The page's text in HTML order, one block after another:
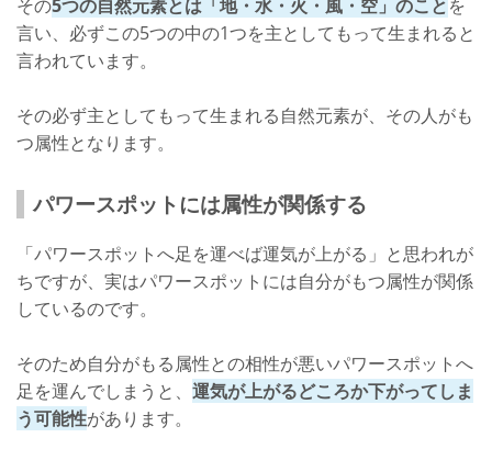
全属性におすすめパワースポット
さいごに
その5つの自然元素とは「地・水・火・風・空」のことを
言い、必ずこの5つの中の1つを主としてもって生まれると
言われています。
その必ず主としてもって生まれる自然元素が、その人がも
つ属性となります。
パワースポットには属性が関係する
「パワースポットへ足を運べば運気が上がる」と思われが
ちですが、実はパワースポットには自分がもつ属性が関係
しているのです。
そのため自分がもる属性との相性が悪いパワースポットへ
足を運んでしまうと、 運気が上がるどころか下がってしま
う可能性があります。